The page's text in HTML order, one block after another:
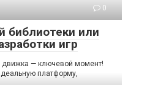
0
библиотеки или
игр
движка — ключевой момент!
платформу,